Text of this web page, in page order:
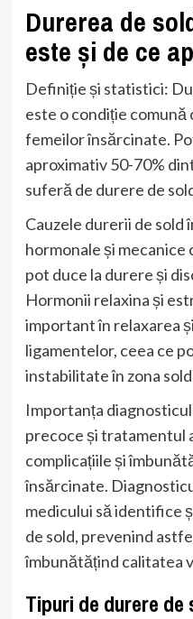
Durerea de
este și de ce
Definiție și statistici:
este o condiție
femeilor însărcinate.
aproximativ 50-70%
suferă de durere de
Cauzele durerii de
hormonale și mecanice
pot duce la durere și
Hormonii relaxina și
important în relaxarea
ligamentelor, ceea ce
instabilitate în zona
Importanța
precoce și tratamentul
complicațiile și
însărcinate.
medicului să identifice
de sold, prevenind
îmbunătățind calitatea
Tipuri de durere de